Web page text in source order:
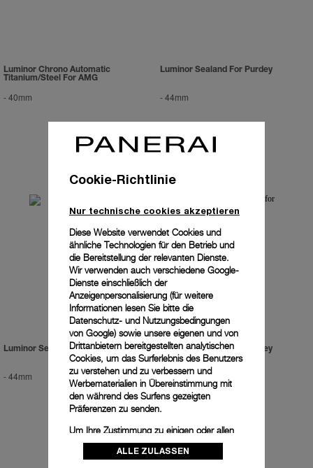
Luminor Chrono Automatic
Titanium/Steel For AMG
-40mm
Luminor Sealand For Purdey
-44mm
Luminor Sealand For Purdey
-44mm
Luminor Sealand For Purdey
-44mm
Cookie-Richtlinie
Nur technische cookies akzeptieren
Diese Website verwendet Cookies und
ähnliche Technologien für den Betrieb und
die Bereitstellung der relevanten Dienste.
Wir verwenden auch verschiedene Google-
Dienste einschließlich der
Anzeigenpersonalisierung (für weitere
Informationen lesen Sie bitte die
Datenschutz- und Nutzungsbedingungen
von Google) sowie unsere eigenen und von
Drittanbietern bereitgestellten analytischen
Cookies, um das Surferlebnis des Benutzers
zu verstehen und zu verbessern und
Werbematerialien in Übereinstimmung mit
den während des Surfens gezeigten
Präferenzen zu senden.
Um Ihre Zustimmung zu einigen oder allen
Cookies zu ändern oder zu widerrufen,
klicken Sie auf „Konfigurieren“, oder lesen
ALLE ZULASSEN